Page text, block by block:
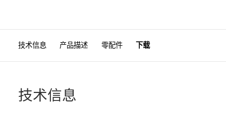
技术信息 产品描述 零配件 下载
技术信息